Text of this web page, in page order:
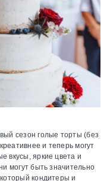
сезон голые торты (без
и теперь могут
вкусы, яркие цвета и
могут быть значительно
кондитеры и